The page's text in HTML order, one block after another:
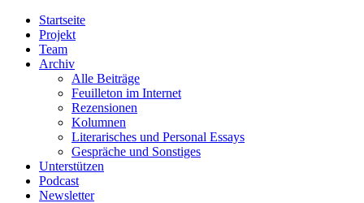
Startseite
Projekt
Team
Archiv
Alle Beiträge
Feuilleton im Internet
Rezensionen
Kolumnen
Literarisches und Personal Essays
Gespräche und Sonstiges
Unterstützen
Podcast
Newsletter